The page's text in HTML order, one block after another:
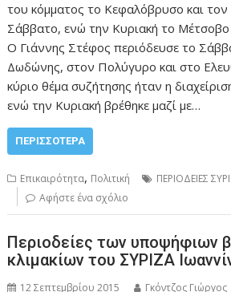
του κόμματος το Κεφαλόβρυσο και τον
Σάββατο, ενώ την Κυριακή το Μέτσοβο
Ο Γιάννης Στέφος περιόδευσε το
Δωδώνης, στον Πολύγυρο και στο
κύριο θέμα συζήτησης ήταν η
ενώ την Κυριακή βρέθηκε μαζί με…
ΠΕΡΙΣΣΌΤΕΡΑ
Επικαιρότητα, Πολιτική
ΠΕΡΙΟΔΕΙΕΣ
Αφήστε ένα σχόλιο
Περιοδείες των υποψήφιων
κλιμακίων του ΣΥΡΙΖΑ
12 Σεπτεμβρίου 2015 Γκόντζος Γιώργος